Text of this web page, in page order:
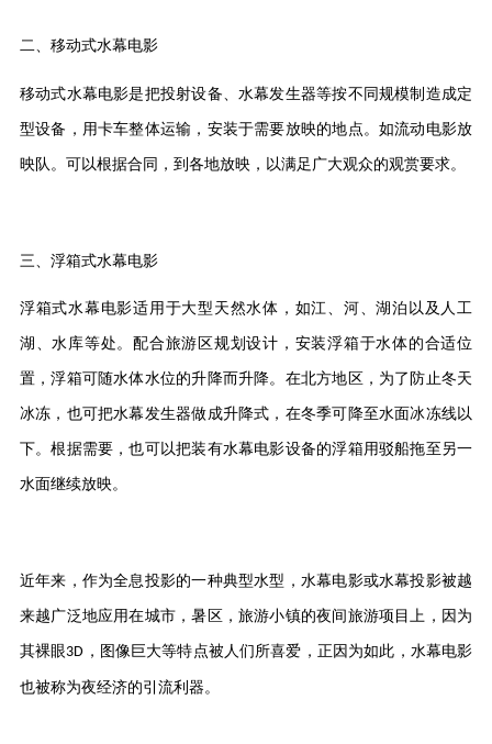
二、移动式水幕电影
移动式水幕电影是把投射设备、水幕发生器等按不同规模制造成定
型设备，用卡车整体运输，安装于需要放映的地点。如流动电影放
映队。可以根据合同，到各地放映，以满足广大观众的观赏要求。
三、浮箱式水幕电影
浮箱式水幕电影适用于大型天然水体，如江、河、湖泊以及人工
湖、水库等处。配合旅游区规划设计，安装浮箱于水体的合适位
置，浮箱可随水体水位的升降而升降。在北方地区，为了防止冬天
冰冻，也可把水幕发生器做成升降式，在冬季可降至水面冰冻线以
下。根据需要，也可以把装有水幕电影设备的浮箱用驳船拖至另一
水面继续放映。
近年来，作为全息投影的一种典型水型，水幕电影或水幕投影被越
来越广泛地应用在城市，暑区，旅游小镇的夜间旅游项目上，因为
其裸眼3D ，图像巨大等特点被人们所喜爱，正因为如此，水幕电影
也被称为夜经济的引流利器。